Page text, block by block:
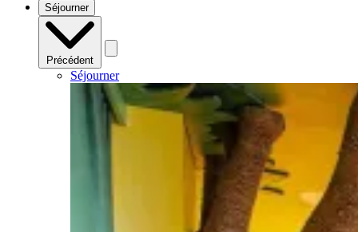
Séjourner
Précédent
Séjourner